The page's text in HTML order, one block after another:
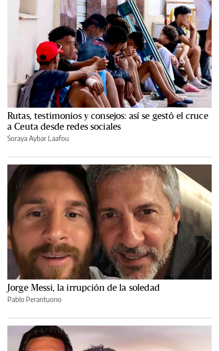
Rutas, testimonios y consejos: así se gestó el cruce
a Ceuta desde redes sociales
Soraya Aybar Laafou
Jorge Messi, la irrupción de la soledad
Pablo Perantuono